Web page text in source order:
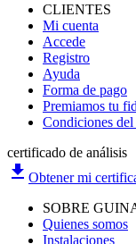
CLIENTES
Mi cuenta
Accede
Registro
Ayuda
Forma de pago
Premiamos tu
Condiciones
certificado de análisis
file_download Obtener mi
SOBRE
Quienes somos
Instalaciones